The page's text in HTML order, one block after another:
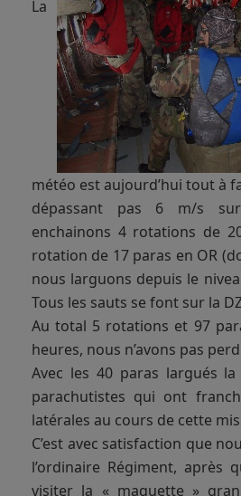
La
météo est aujourd’hui tout à
dépassant pas 6 m/s
enchainons 4 rotations de
rotation de 17 paras en OR
nous larguons depuis le
Tous les sauts se font sur la
Au total 5 rotations et 97
heures, nous n’avons pas
Avec les 40 paras largués
parachutistes qui ont
latérales au cours de cette
C’est avec satisfaction que
l’ordinaire Régiment, après
visiter la « maquette »